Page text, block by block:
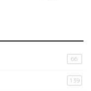
66
139